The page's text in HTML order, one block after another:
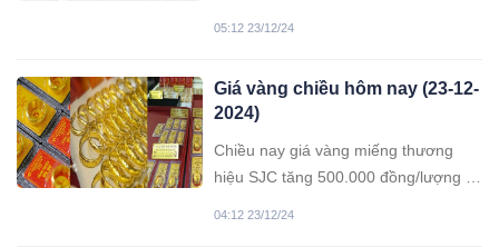
05:12 23/12/24
Giá vàng chiều hôm nay (23-12-
2024)
Chiều nay giá vàng miếng thương
hiệu SJC tăng 500.000 đồng/lượng ở
04:12 23/12/24